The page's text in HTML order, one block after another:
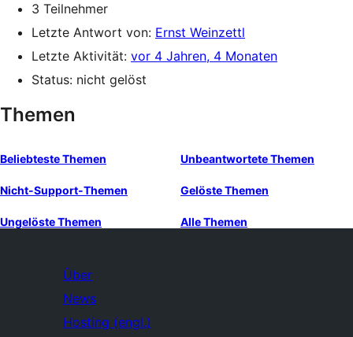
3 Teilnehmer
Letzte Antwort von: Ernst Weinzettl
Letzte Aktivität: vor 4 Jahren, 4 Monaten
Status: nicht gelöst
Themen
Beliebteste Themen Unbeantwortete Themen
Nicht-Support-Themen Gelöste Themen
Ungelöste Themen Alle Themen
Über
News
Hosting (engl.)